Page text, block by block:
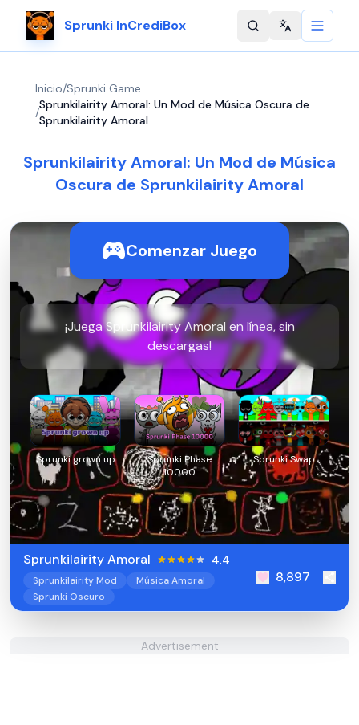
Sprunki InCrediBox Change
Inicio/Sprunki Game
/
Sprunkilairity Amoral: Un Mod de Música Oscura de
Sprunkilairity Amoral
Sprunkilairity Amoral: Un Mod de Música
Oscura de Sprunkilairity Amoral
Comenzar Juego
¡Juega Sprunkilairity Amoral en línea, sin
descargas!
Sprunki grown up
Sprunki Phase
10000
Sprunki Swap
Sprunkilairity Amoral 4.4
Sprunkilairity Mod
Música Amoral
Sprunki Oscuro
8,897
Advertisement